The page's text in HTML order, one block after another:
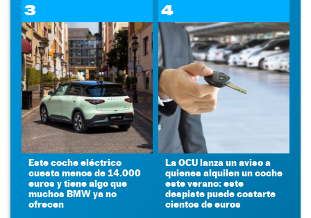
3
Este coche eléctrico
cuesta menos de 14.000
euros y tiene algo que
muchos BMW ya no
ofrecen
4
La OCU lanza un aviso a
quienes alquilen un coche
este verano: este
despiste puede costarte
cientos de euros